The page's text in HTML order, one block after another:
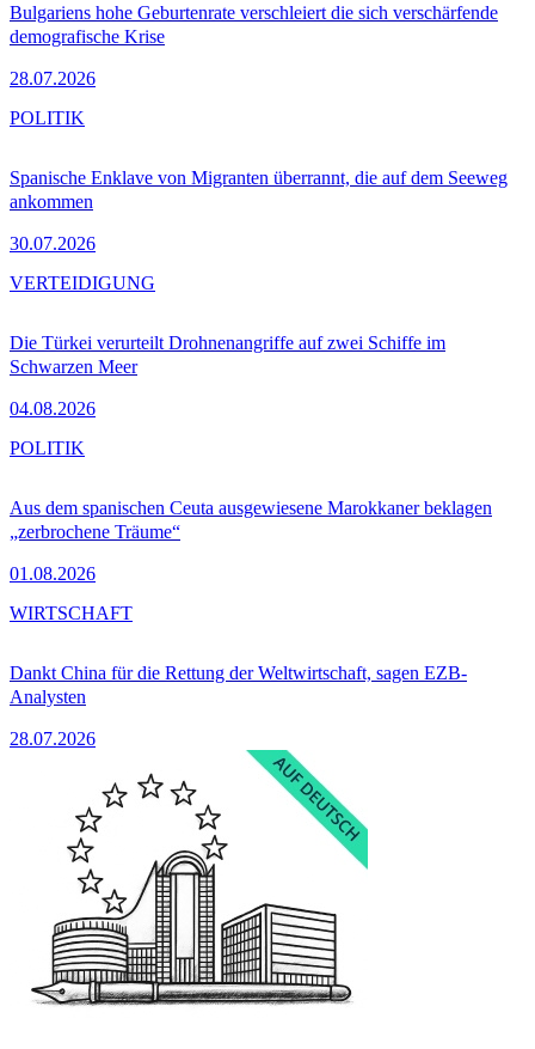
Bulgariens hohe Geburtenrate verschleiert die sich verschärfende
demografische Krise
28.07.2026
Spanische Enklave von Migranten überrannt, die auf dem Seeweg
ankommen
30.07.2026
POLITIK
Die Türkei verurteilt Drohnenangriffe auf zwei Schiffe im
Schwarzen Meer
04.08.2026
VERTEIDIGUNG
Aus dem spanischen Ceuta ausgewiesene Marokkaner beklagen
„zerbrochene Träume“
01.08.2026
POLITIK
Dankt China für die Rettung der Weltwirtschaft, sagen EZB-
Analysten
28.07.2026
WIRTSCHAFT